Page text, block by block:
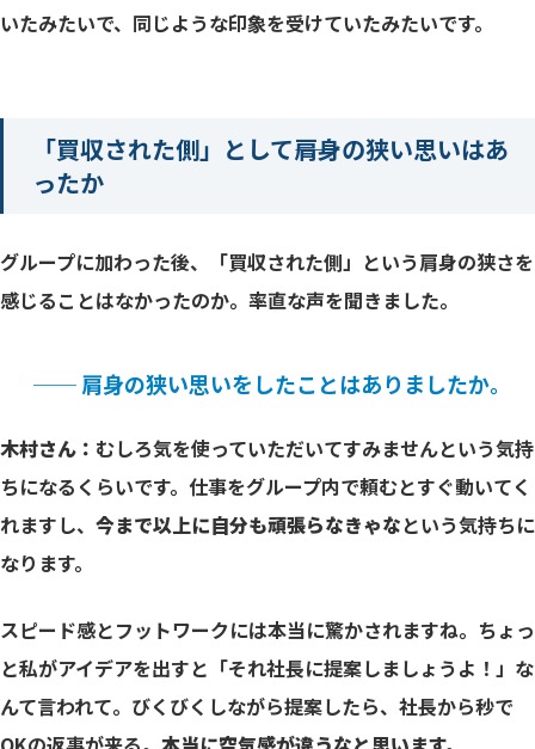
いたみたいで、同じような印象を受けていたみたいです。
「買収された側」として――肩身の狭い思いはあ
ったか
グループに加わった後、「買収された側」という肩身の狭さを
感じることはなかったのか。率直な声を聞きました。
── 肩身の狭い思いをしたことはありましたか。
木村さん： むしろ気を使っていただいてすみませんという気持
ちになるくらいです。仕事をグループ内で頼むとすぐ動いてく
れますし、 今まで以上に自分も頑張らなきゃなという気持ちに
なります。
スピード感とフットワークには本当に驚かされますね。ちょっ
と私がアイデアを出すと「それ社長に提案しましょうよ！」な
んて言われて。びくびくしながら提案したら、社長から秒で